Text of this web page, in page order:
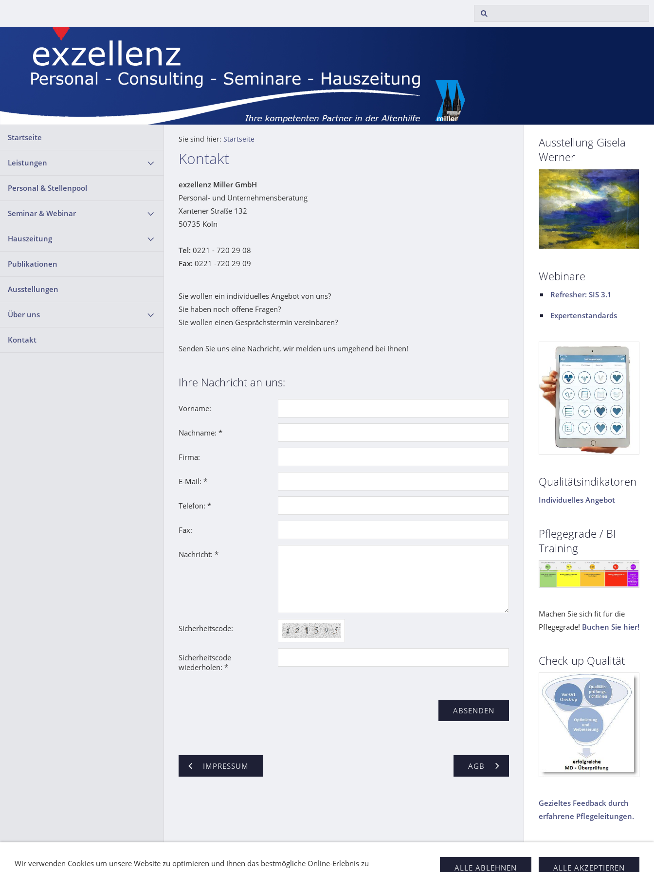
Startseite
Leistungen
Personal & Stellenpool
Seminar & Webinar
Hauszeitung
Publikationen
Ausstellungen
Über uns
Kontakt
Sie sind hier: Startseite
Kontakt
exzellenz Miller GmbH
Personal- und Unternehmensberatung
Xantener Straße 132
50735 Köln
Tel: 0221 - 720 29 08
Fax: 0221 -720 29 09
Sie wollen ein individuelles Angebot von uns?
Sie haben noch offene Fragen?
Sie wollen einen Gesprächstermin vereinbaren?
Senden Sie uns eine Nachricht, wir melden uns umgehend bei Ihnen!
Ihre Nachricht an uns:
Vorname:
Nachname: *
Firma:
E-Mail: *
Telefon: *
Fax:
Nachricht: *
Sicherheitscode:
Sicherheitscode
wiederholen: *
IMPRESSUM AGB
Ausstellung Gisela
Werner
Webinare
Refresher: SIS 3.1
Expertenstandards
Qualitätsindikatoren
Individuelles Angebot
Pflegegrade / BI
Training
Machen Sie sich fit für die
Pflegegrade! Buchen Sie hier!
Check-up Qualität
Gezieltes Feedback durch
erfahrene Pflegeleitungen.
Wir verwenden Cookies um unsere Website zu optimieren und Ihnen das bestmögliche Online-Erlebnis zu
ALLE AKZEPTIEREN
ALLE ABLEHNEN